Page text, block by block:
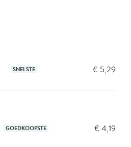
SNELSTE € 5,29
GOEDKOOPSTE € 4,19